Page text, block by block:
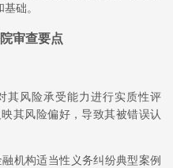
础。
审查要点
其风险承受能力进行实质性评
其风险偏好，导致其被错误认
机构适当性义务纠纷典型案例